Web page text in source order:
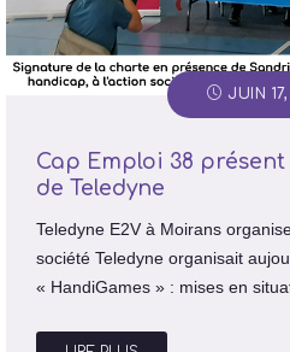
JUIN
Cap Emploi 38
de Teledyne
Teledyne E2V à Moirans
société Teledyne organisait
« HandiGames » : mises en